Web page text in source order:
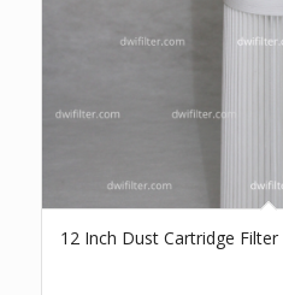
12 Inch Dust Cartridge Filter